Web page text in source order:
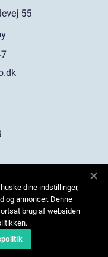
dine indstillinger,
og annoncer. Denne
brug af websiden